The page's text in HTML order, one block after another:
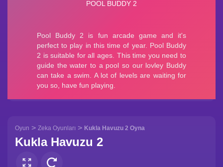
Oyun > Zeka Oyunları > Kukla Havuzu 2 Oyna
Kukla Havuzu 2